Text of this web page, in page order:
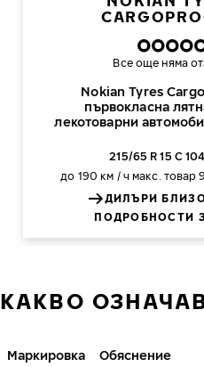
Nokian Tyres
първокласна
лекотоварни
Все още няма
215/65 R 15 C
до 190 км / ч макс. товар
ДИЛЪРИ
ПОДРОБНОСТИ
КАКВО
Маркировка Обяснение